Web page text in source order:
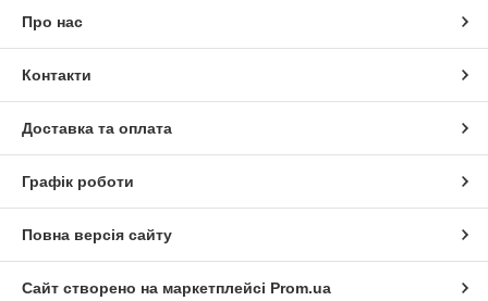
Про нас
Контакти
Доставка та оплата
Графік роботи
Повна версія сайту
Сайт створено на маркетплейсі Prom.ua